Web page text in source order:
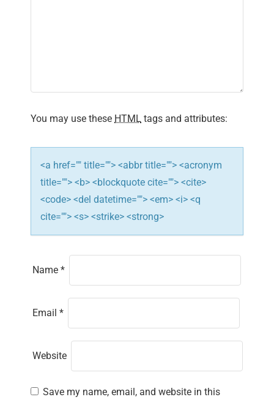
t
i
o
n
You may use these HTML tags and attributes:
<a href="" title=""> <abbr title=""> <acronym
title=""> <b> <blockquote cite=""> <cite>
<code> <del datetime=""> <em> <i> <q
cite=""> <s> <strike> <strong>
Name *
Email *
Website
Save my name, email, and website in this